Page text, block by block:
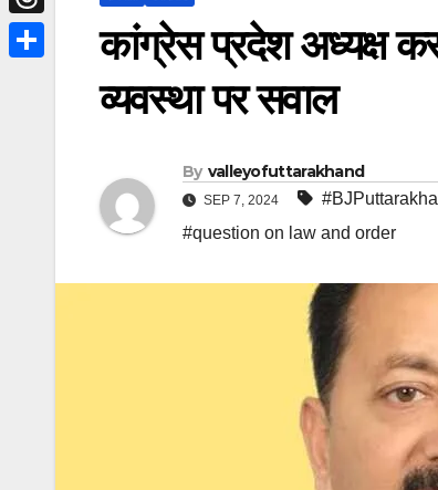
कांग्रेस प्रदेश अध्यक्ष
व्यवस्था पर सवाल
By valleyofuttarakhand
SEP 7, 2024
#question on law and order
m
I
n
n
a
i
n
T